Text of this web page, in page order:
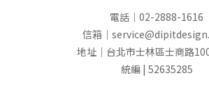
電話｜02-2888-1616
信箱｜
地址｜台北市士林區士商路
統編 | 52635285